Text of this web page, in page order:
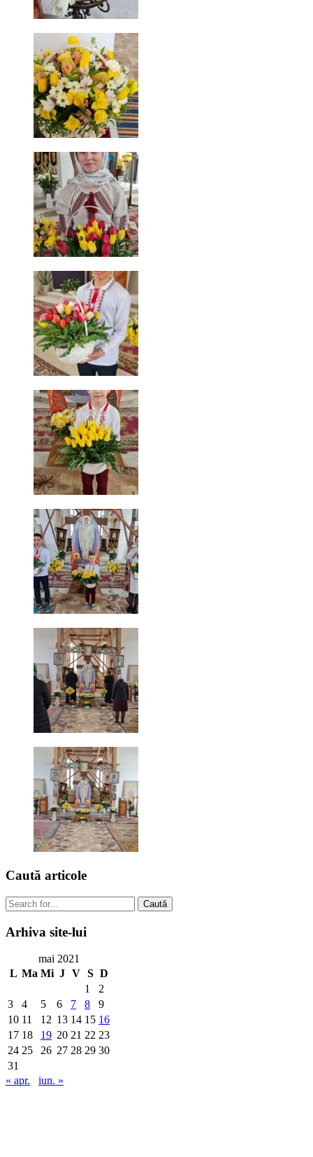
Caută articole
Caută
Arhiva site-lui
mai 2021
L Ma Mi J V S D
1
2
3
4 5 6 7 8
9
10 11 12 13 14 15 16
17 18 19 20 21 22 23
24 25 26 27 28 29 30
31
« apr.
iun. »